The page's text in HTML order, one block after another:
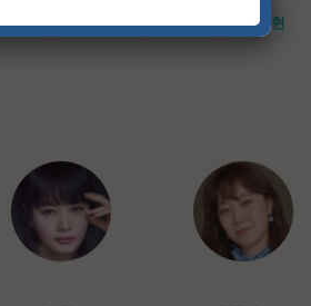
#귀신 #특수부대 #소지섭 #전지현